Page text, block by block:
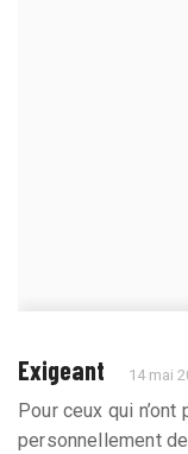
Exigeant 14 mai
Pour ceux qui
personnellement